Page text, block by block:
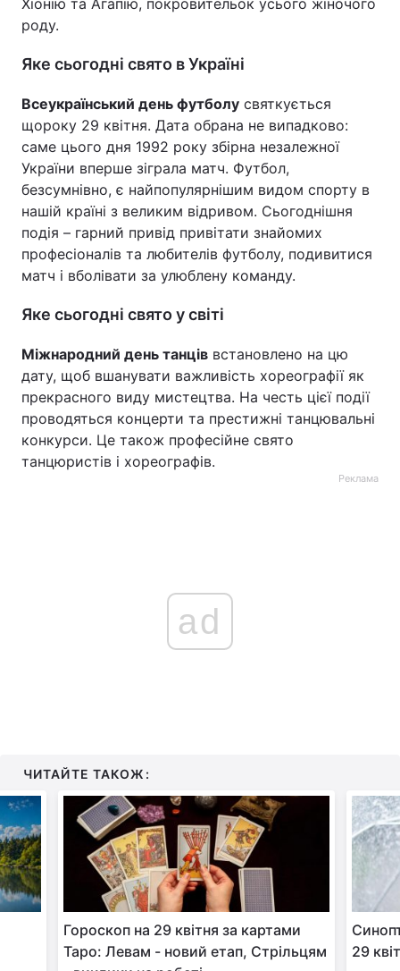
Хіонію та Агапію, покровительок усього жіночого
роду.
Яке сьогодні свято в Україні
Всеукраїнський день футболу святкується
щороку 29 квітня. Дата обрана не випадково:
саме цього дня 1992 року збірна незалежної
України вперше зіграла матч. Футбол,
безсумнівно, є найпопулярнішим видом спорту в
нашій країні з великим відривом. Сьогоднішня
подія – гарний привід привітати знайомих
професіоналів та любителів футболу, подивитися
матч і вболівати за улюблену команду.
Яке сьогодні свято у світі
Міжнародний день танців встановлено на цю
дату, щоб вшанувати важливість хореографії як
прекрасного виду мистецтва. На честь цієї події
проводяться концерти та престижні танцювальні
конкурси. Це також професійне свято
танцюристів і хореографів.
Реклама
ad
ЧИТАЙТЕ ТАКОЖ:
Гороскоп на 29 квітня за картами
Таро: Левам - новий етап, Стрільцям
29